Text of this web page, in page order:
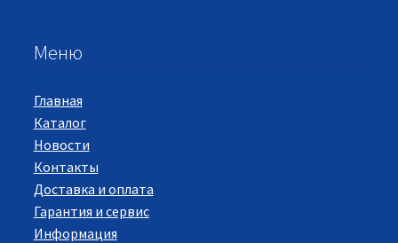
Меню
Главная
Каталог
Новости
Контакты
Доставка и оплата
Гарантия и сервис
Информация